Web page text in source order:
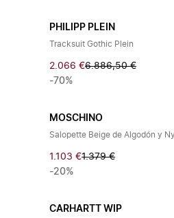
PHILIPP PLEIN
Tracksuit Gothic Plein
2.066 €6.886,50 €
-70%
MOSCHINO
Salopette Beige de Algodón y
1.103 €1.379 €
-20%
CARHARTT WIP